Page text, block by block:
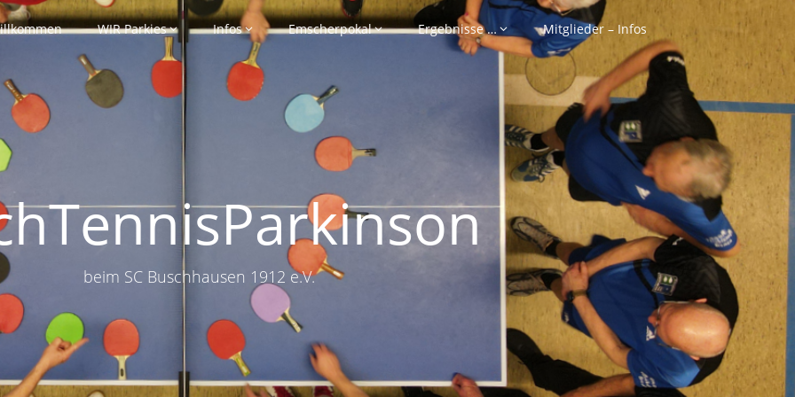
WIR Parkies Infos Emscherpokal Ergebnisse … Mitglieder – Infos
beim SC Buschhausen 1912 e.V.